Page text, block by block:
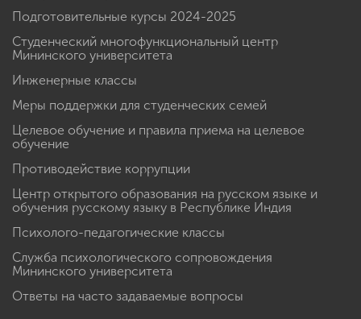
Подготовительные курсы 2024-2025
Студенческий многофункциональный центр
Мининского университета
Инженерные классы
Меры поддержки для студенческих семей
Целевое обучение и правила приема на целевое
обучение
Противодействие коррупции
Центр открытого образования на русском языке и
обучения русскому языку в Республике Индия
Психолого-педагогические классы
Служба психологического сопровождения
Мининского университета
Ответы на часто задаваемые вопросы